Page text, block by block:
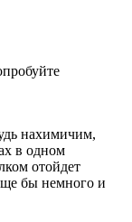
нахимичим,
в одном
отойдет
бы немного и